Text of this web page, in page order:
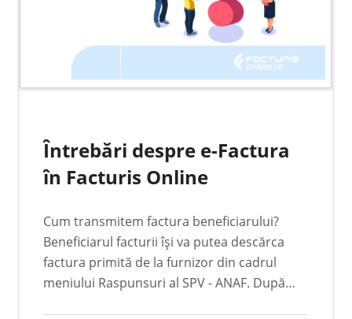
Întrebări despre e-Factura
în Facturis Online
Cum transmitem factura beneficiarului?
Beneficiarul facturii își va putea descărca
factura primită de la furnizor din cadrul
meniului Raspunsuri al SPV - ANAF. După